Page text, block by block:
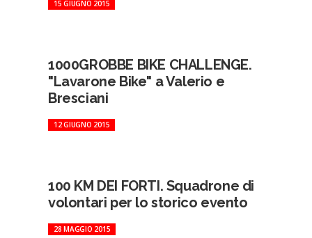
15 GIUGNO 2015
1000GROBBE BIKE CHALLENGE.
"Lavarone Bike" a Valerio e
Bresciani
12 GIUGNO 2015
100 KM DEI FORTI. Squadrone di
volontari per lo storico evento
28 MAGGIO 2015